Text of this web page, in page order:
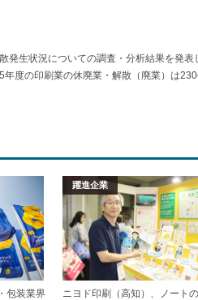
発生状況についての調査・分析結果を発
度の印刷業の休廃業・解散（廃業）は230
包装業界
躍進企業
ニヨド印刷（高知）、ノートの